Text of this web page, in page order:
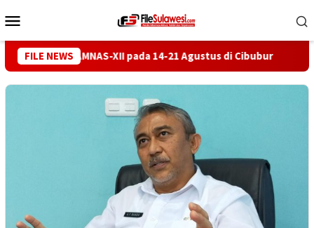
ke
Mobile
FILE NEWS
JAMNAS-XII pada 14-21 Agustus di Cibubur